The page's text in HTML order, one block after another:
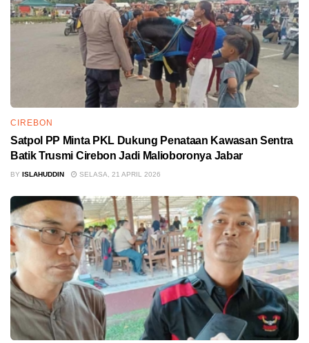
CIREBON
Satpol PP Minta PKL Dukung Penataan Kawasan Sentra
Batik Trusmi Cirebon Jadi Malioboronya Jabar
BY ISLAHUDDIN SELASA, 21 APRIL 2026